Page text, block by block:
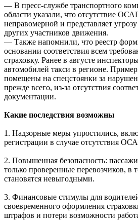
— В пресс-службе транспортного
области указали, что отсутствие
неправомерной и представляет
других участников движения.
— Также напомнили, что реестр
основании соответствия всем
страховку. Ранее в августе
автомобилей такси в регионе.
помещены на спецстоянки за
прежде всего, из-за отсутствия
документации.
Какие последствия возможны
1. Надзорные меры упростились,
регистрации в случае отсутствия
2. Повышенная безопасность:
только проверенные перевозчиков, в
становятся невыгодными.
3. Финансовые стимулы для
своевременного оформления
штрафов и потери возможности